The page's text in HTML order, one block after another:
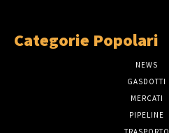
Categorie Popolari
NEWS
GASDOTTI
MERCATI
PIPELINE